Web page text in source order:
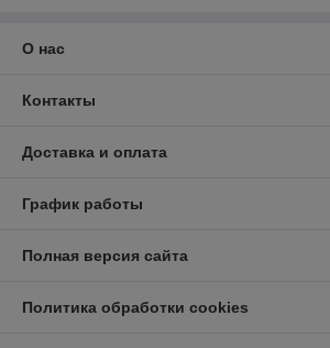
О нас
Контакты
Доставка и оплата
График работы
Полная версия сайта
Политика обработки cookies